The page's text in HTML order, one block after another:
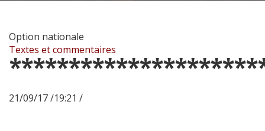
Option nationale
Textes et commentaires
21/09/17 /19:21 /